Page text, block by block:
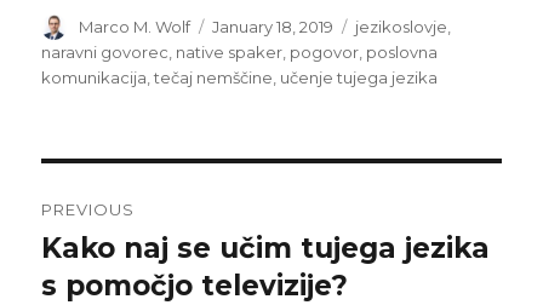
Author
Marco M. Wolf
Posted
on
January 18, 2019 Tags
jezikoslovje
naravni govorec, native spaker, pogovor, poslovna
komunikacija,tečaj nemščine, učenje tujega jezika
navigation
PREVIOUS
Previous
post:
Kako naj se učim tujega jezika
s pomočjo televizije?